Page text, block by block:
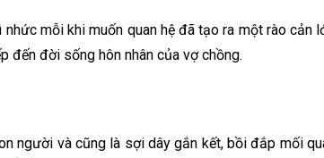
mỗi khi muốn quan hệ đã tạo ra một rào cản
đến đời sống hôn nhân của vợ chồng.
người và cũng là sợi dây gắn kết, bồi đắp mối